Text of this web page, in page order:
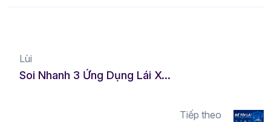
Lùi
Soi Nhanh 3 Ứng Dụng Lái Xe Hộ Cuối Năm - Tận Hưởng Thoải Mái, Không Lo Nồng Độ Cồn!
Tiếp theo